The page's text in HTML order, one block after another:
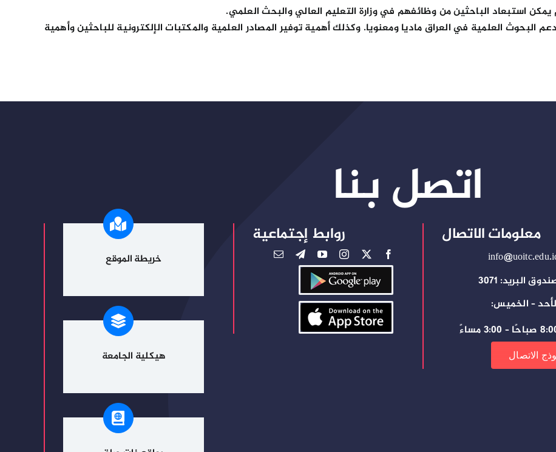
يمكن استبعاد الباحثين من وظائفهم في وزارة التعليم العالي والبحث العلمي.
البحوث العلمية في العراق ماديا ومعنويا. وكذلك أهمية توفير المصادر العلمية والمكتبات الإلكترونية للباحثين وأهمية
اتصل بنا
معلومات الاتصال
البريد: 3071
– الخميس:
– 3:00 مساءً
الاتصال
روابط إجتماعية
خريطة الموقع
هيكلية الجامعة